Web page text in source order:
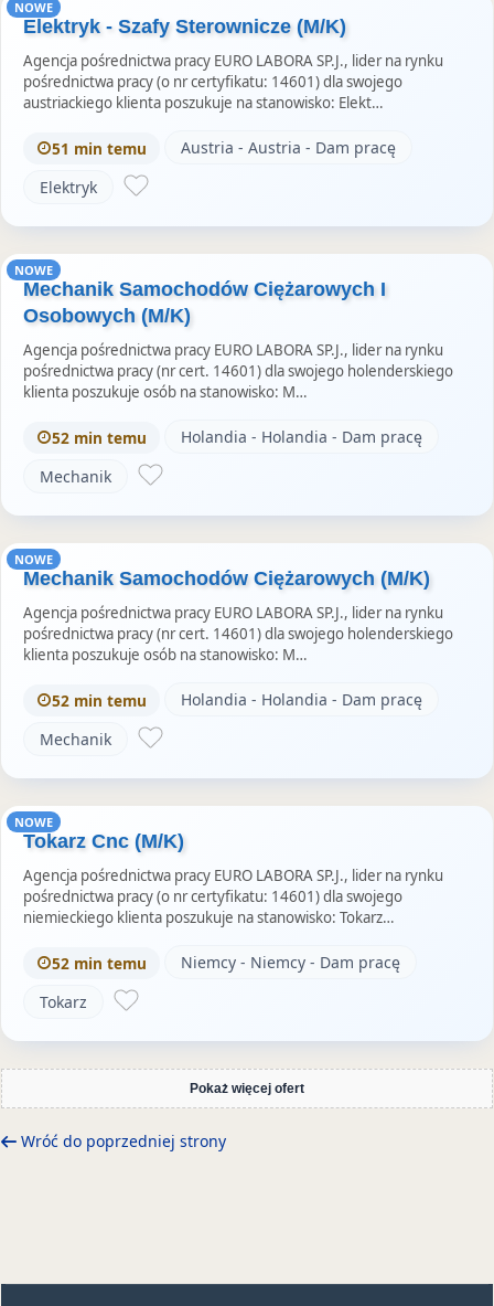
NOWE
Elektryk - Szafy Sterownicze (M/K)
Agencja pośrednictwa pracy EURO LABORA SP.J., lider na rynku
pośrednictwa pracy (o nr certyfikatu: 14601) dla swojego
austriackiego klienta poszukuje na stanowisko: Elekt…
51 min temu
Austria - Austria - Dam pracę
Elektryk
NOWE
Mechanik Samochodów Ciężarowych I
Osobowych (M/K)
Agencja pośrednictwa pracy EURO LABORA SP.J., lider na rynku
pośrednictwa pracy (nr cert. 14601) dla swojego holenderskiego
klienta poszukuje osób na stanowisko: M…
52 min temu
Holandia - Holandia - Dam pracę
Mechanik
NOWE
Mechanik Samochodów Ciężarowych (M/K)
Agencja pośrednictwa pracy EURO LABORA SP.J., lider na rynku
pośrednictwa pracy (nr cert. 14601) dla swojego holenderskiego
klienta poszukuje osób na stanowisko: M…
52 min temu
Holandia - Holandia - Dam pracę
Mechanik
NOWE
Tokarz Cnc (M/K)
Agencja pośrednictwa pracy EURO LABORA SP.J., lider na rynku
pośrednictwa pracy (o nr certyfikatu: 14601) dla swojego
niemieckiego klienta poszukuje na stanowisko: Tokarz…
52 min temu
Niemcy - Niemcy - Dam pracę
Tokarz
Pokaż więcej ofert
Wróć do poprzedniej strony